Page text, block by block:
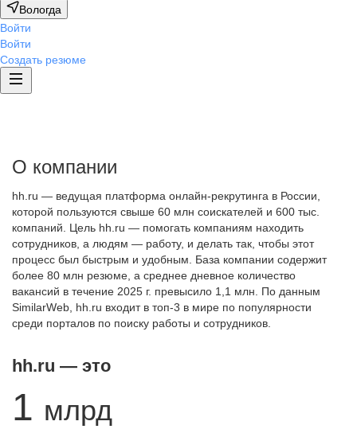
Вологда
Войти
Войти
Создать резюме
О компании
hh.ru — ведущая платформа онлайн-рекрутинга в России,
которой пользуются свыше 60 млн соискателей и 600 тыс.
компаний. Цель hh.ru — помогать компаниям находить
сотрудников, а людям — работу, и делать так, чтобы этот
процесс был быстрым и удобным. База компании содержит
более 80 млн резюме, а среднее дневное количество
вакансий в течение 2025 г. превысило 1,1 млн. По данным
SimilarWeb, hh.ru входит в топ-3 в мире по популярности
среди порталов по поиску работы и сотрудников.
hh.ru — это
1 млрд